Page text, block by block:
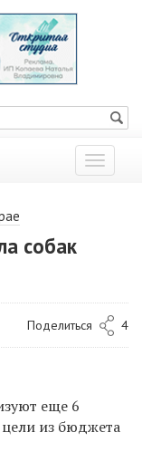
Показать
меню
собак
Поделиться 4
еще 6
из бюджета